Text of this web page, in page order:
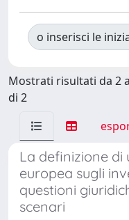
o inserisci le
Mostrati risultati da 2
di 2
La definizione
europea sugli
questioni
scenari